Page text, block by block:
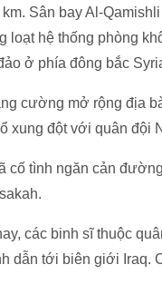
Sân bay Al-
loạt hệ thống phòng
ở phía đông bắc
cường mở rộng địa
xung đột với quân đội
cố tình ngăn cản
các binh sĩ thuộc
dẫn tới biên giới Iraq.